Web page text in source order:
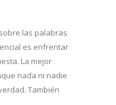
las palabras
es enfrentar
La mejor
nada ni nadie
También